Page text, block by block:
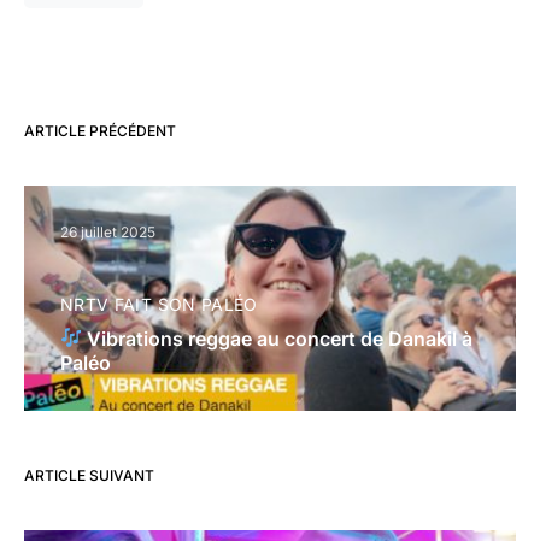
ARTICLE PRÉCÉDENT
26 juillet 2025
NRTV FAIT SON PALÉO
Vibrations reggae au concert de Danakil à
Paléo
ARTICLE SUIVANT